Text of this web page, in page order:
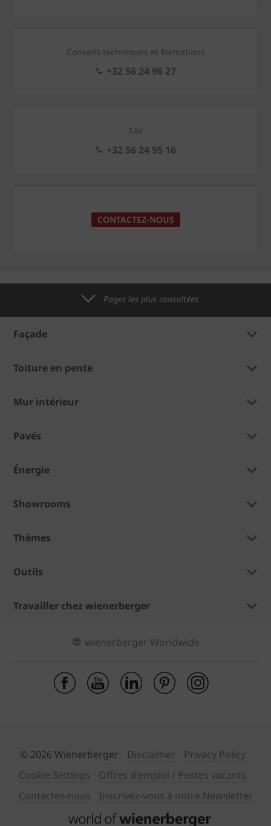
Conseils techniques et formations
+32 56 24 96 27
SAV
+32 56 24 95 16
CONTACTEZ-NOUS
Pages les plus consultées
Façade
Toiture en pente
Mur intérieur
Pavés
Énergie
Showrooms
Thèmes
Outils
Travailler chez wienerberger
wienerberger Worldwide
© 2026 Wienerberger Disclaimer
Privacy Policy
Cookie Settings
Offres d'emploi / Postes vacants
Contactez-nous
Inscrivez-vous à notre Newsletter